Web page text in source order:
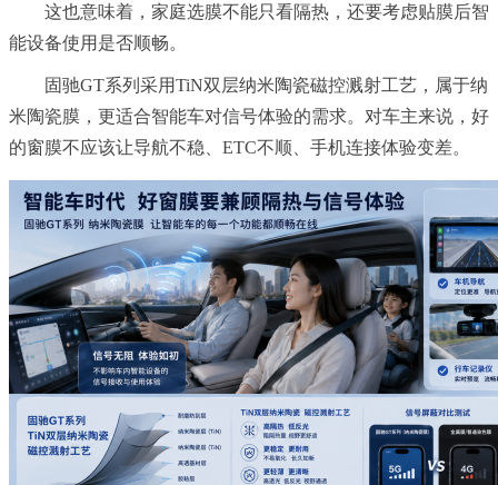
这也意味着，家庭选膜不能只看隔热，还要考虑贴膜后智
能设备使用是否顺畅。
固驰GT系列采用TiN双层纳米陶瓷磁控溅射工艺，属于纳
米陶瓷膜，更适合智能车对信号体验的需求。对车主来说，好
的窗膜不应该让导航不稳、ETC不顺、手机连接体验变差。